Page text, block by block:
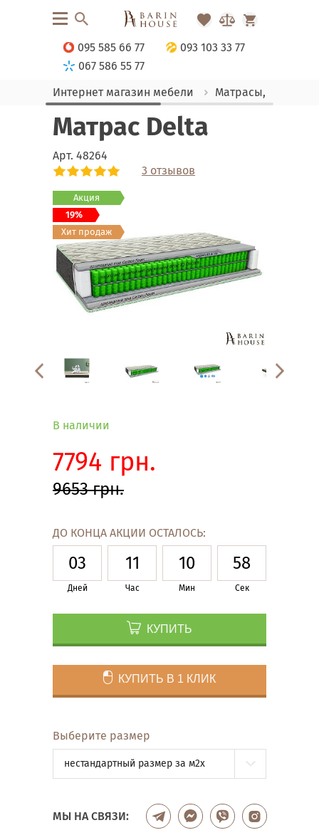
095 585 66 77
093 103 33 77
067 586 55 77
Интернет магазин мебели
Матрасы, текстиль
Матрас Delta
Арт. 48264
3 отзывов
Акция
19%
Хит продаж
Link
Link
Link
Link
Link
В наличии
7794 грн.
9653 грн.
ДО КОНЦА АКЦИИ ОСТАЛОСЬ:
03
Дней
11
Час
10
Мин
57
Сек
КУПИТЬ
КУПИТЬ В 1 КЛИК
Выберите размер
нестандартный размер за м2x
МЫ НА СВЯЗИ: